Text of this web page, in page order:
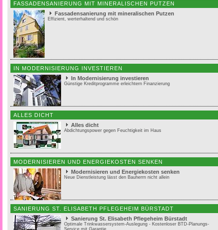
FASSADENSANIERUNG MIT MINERALISCHEN PUTZEN
Fassadensanierung mit mineralischen Putzen
Effizient, werterhaltend und schön
IN MODERNISIERUNG INVESTIEREN
In Modernisierung investieren
Günstige Kreditprogramme erleichtern Finanzierung
ALLES DICHT
Alles dicht
Abdichtungspower gegen Feuchtigkeit im Haus
MODERNISIEREN UND ENERGIEKOSTEN SENKEN
Modernisieren und Energiekosten senken
Neue Dienstleistung lässt den Bauherrn nicht allein
SANIERUNG ST. ELISABETH PFLEGEHEIM BÜRSTADT
Sanierung St. Elisabeth Pflegeheim Bürstadt
Optimale Trinkwassersystem-Auslegung - Kostenloser BTD-Planungs-
Service mit Garantie